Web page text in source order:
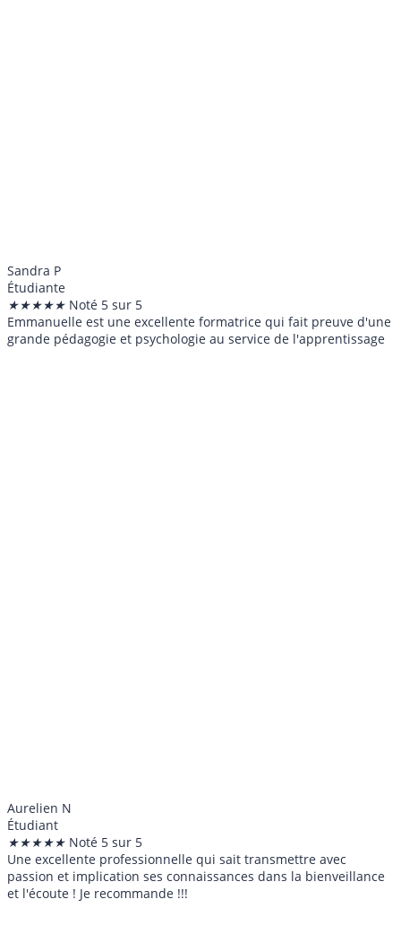
Sandra P
Étudiante
★★★★★ Noté 5 sur 5
Emmanuelle est une excellente formatrice qui fait preuve d'une
grande pédagogie et psychologie au service de l'apprentissage
Aurelien N
Étudiant
★★★★★ Noté 5 sur 5
Une excellente professionnelle qui sait transmettre avec
passion et implication ses connaissances dans la bienveillance
et l'écoute ! Je recommande !!!